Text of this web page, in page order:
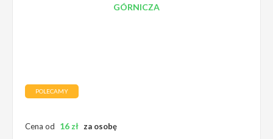
GÓRNICZA
POLECAMY
Cena od 16 zł za osobę